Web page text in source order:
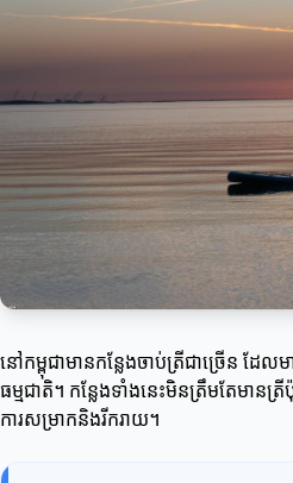
នៅកម្ពុជាមានកន្លែងចាប់ត្រីជាច្រើន ដ
ធម្មជាតិ។ កន្លែងទាំងនេះមិនត្រឹមតែមានត្រី
ការសម្រាកនិងរីករាយ។